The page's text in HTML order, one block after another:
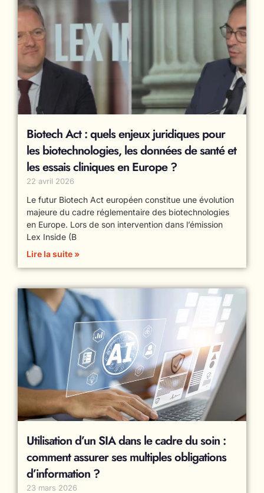
Biotech Act : quels enjeux juridiques pour
les biotechnologies, les données de santé et
les essais cliniques en Europe ?
22 avril 2026
Le futur Biotech Act européen constitue une évolution
majeure du cadre réglementaire des biotechnologies
en Europe. Lors de son intervention dans l’émission
Lex Inside (B
Lire la suite »
Utilisation d’un SIA dans le cadre du soin :
comment assurer ses multiples obligations
d’information ?
23 mars 2026